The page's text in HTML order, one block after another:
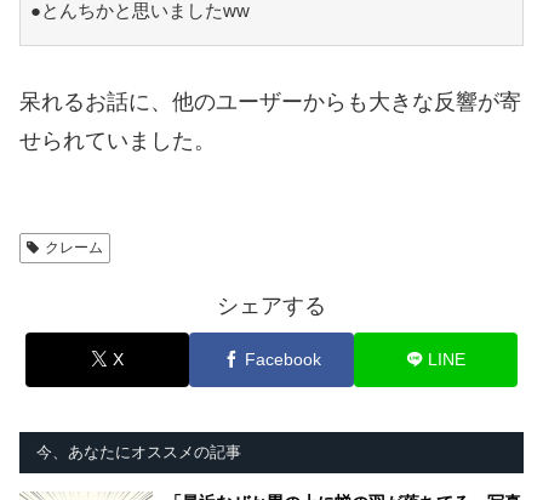
●とんちかと思いましたww
呆れるお話に、他のユーザーからも大きな反響が寄
せられていました。
クレーム
シェアする
X Facebook LINE
今、あなたにオススメの記事